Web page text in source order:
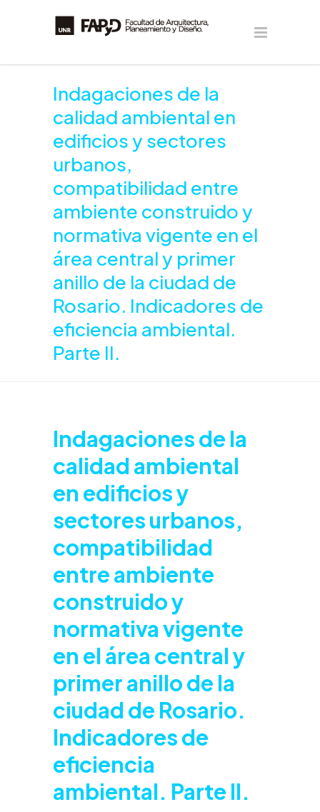
Indagaciones de la
calidad ambiental en
edificios y sectores
urbanos,
compatibilidad entre
ambiente construido y
normativa vigente en el
área central y primer
anillo de la ciudad de
Rosario. Indicadores de
eficiencia ambiental.
Parte II.
Indagaciones de la
calidad ambiental
en edificios y
sectores urbanos,
compatibilidad
entre ambiente
construido y
normativa vigente
en el área central y
primer anillo de la
ciudad de Rosario.
Indicadores de
eficiencia
ambiental. Parte II.